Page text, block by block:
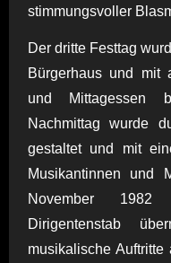
stimmungsvoller
Der dritte Festtag
Bürgerhaus und mit
und Mittagessen
Nachmittag wurde
gestaltet und mit
Musikantinnen und
November
Dirigentenstab
musikalische